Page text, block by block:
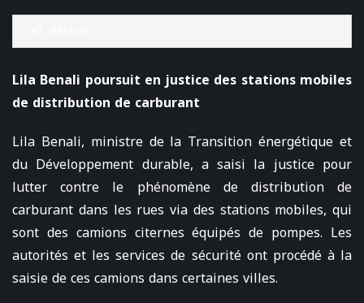
Lila Benali poursuit en justice des stations mobiles
de distribution de carburant
Lila Benali, ministre de la Transition énergétique et
du Développement durable, a saisi la justice pour
lutter contre le phénomène de distribution de
carburant dans les rues via des stations mobiles, qui
sont des camions citernes équipés de pompes. Les
autorités et les services de sécurité ont procédé à la
saisie de ces camions dans certaines villes.